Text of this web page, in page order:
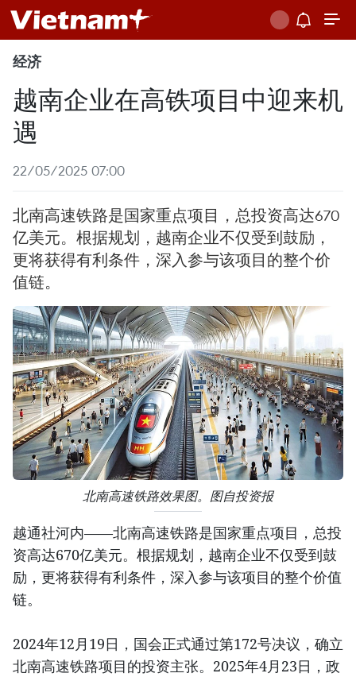
经济
越南企业在高铁项目中迎来机
遇
22/05/2025 07:00
北南高速铁路是国家重点项目，总投资高达670
亿美元。根据规划，越南企业不仅受到鼓励，
更将获得有利条件，深入参与该项目的整个价
值链。
北南高速铁路效果图。图自投资报
越通社河内——北南高速铁路是国家重点项目，总投
资高达670亿美元。根据规划，越南企业不仅受到鼓
励，更将获得有利条件，深入参与该项目的整个价值
链。
2024年12月19日，国会正式通过第172号决议，确立
北南高速铁路项目的投资主张。2025年4月23日，政